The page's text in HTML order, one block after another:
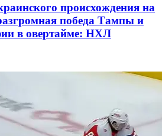
происхождения на
победа Тампы и
в овертайме: НХЛ